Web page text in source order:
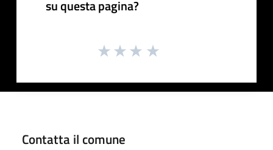
su questa pagina?
Contatta il comune